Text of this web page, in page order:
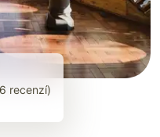
recenzí)